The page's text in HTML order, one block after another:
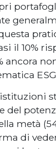
il 10%
ancora
del
metà
di